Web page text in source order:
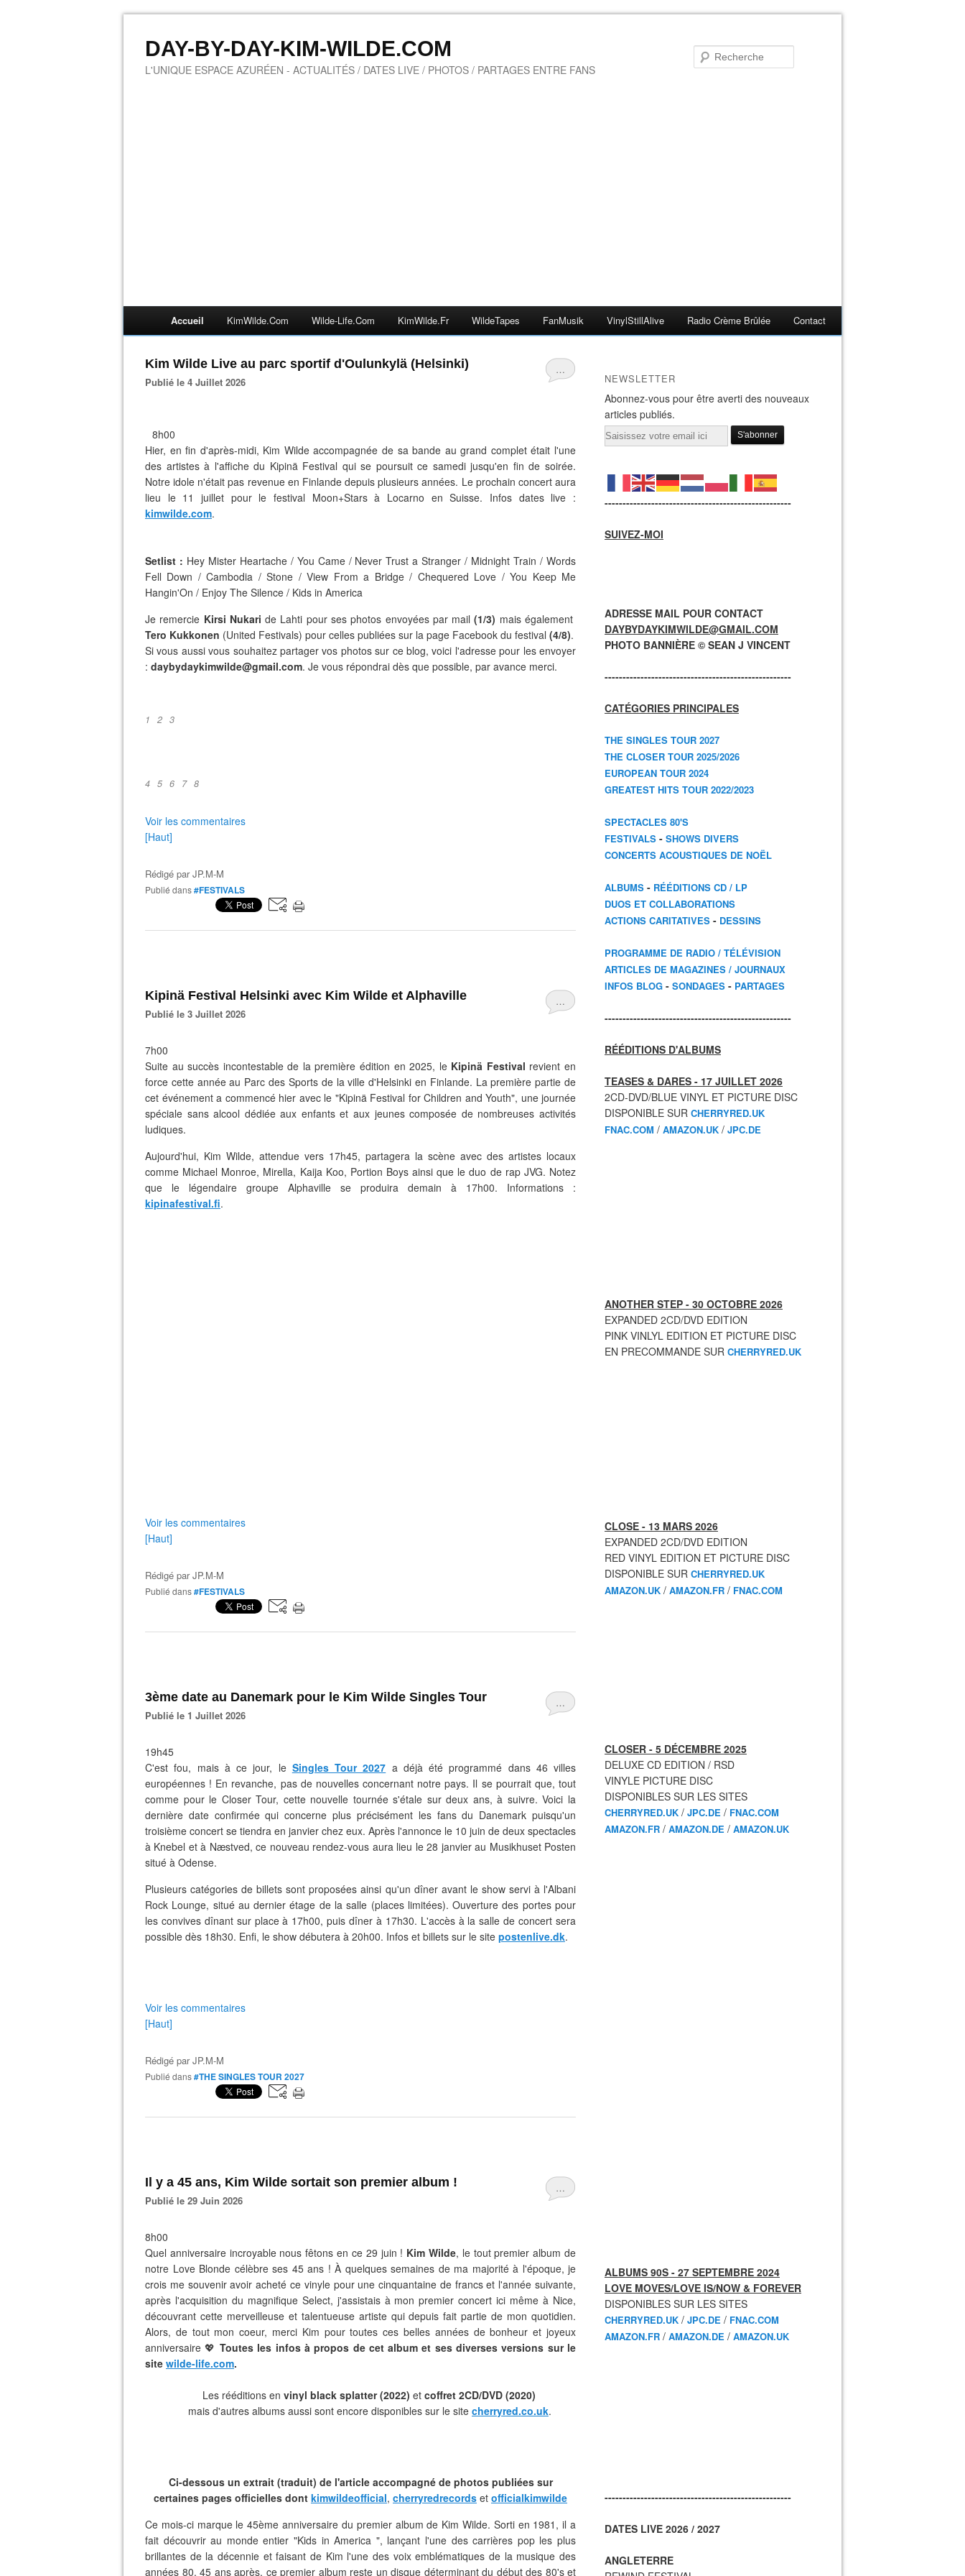
DAY-BY-DAY-KIM-WILDE.COM
L'UNIQUE ESPACE AZURÉEN - ACTUALITÉS / DATES LIVE / PHOTOS / PARTAGES ENTRE FANS
Accueil KimWilde.com Wilde-Life.com KimWilde.fr WildeTapes FanMusik VinylStillAlive Radio Crème Brûlée Contact
…
Kim Wilde Live au parc sportif d'Oulunkylä (Helsinki)
Publié le 4 Juillet 2026
8h00
Hier, en fin d'après-midi, Kim Wilde accompagnée de sa bande au grand complet était l'une
des artistes à l'affiche du Kipinä Festival qui se poursuit ce samedi jusqu'en fin de soirée.
Notre idole n'était pas revenue en Finlande depuis plusieurs années. Le prochain concert aura
lieu le 11 juillet pour le festival Moon+Stars à Locarno en Suisse. Infos dates live :
kimwilde.com.
Setlist : Hey Mister Heartache / You Came / Never Trust a Stranger / Midnight Train / Words
Fell Down / Cambodia / Stone / View From a Bridge / Chequered Love / You Keep Me
Hangin'On / Enjoy The Silence / Kids in America
Je remercie Kirsi Nukari de Lahti pour ses photos envoyées par mail(1/3) mais également
Tero Kukkonen (United Festivals) pour celles publiées sur la page Facebook du festival (4/8).
Si vous aussi vous souhaitez partager vos photos sur ce blog, voici l'adresse pour les envoyer
: daybydaykimwilde@gmail.com. Je vous répondrai dès que possible, par avance merci.
1 2 3
4 5 6 7 8
Voir les commentaires
[Haut]
Rédigé parJP.M-M
Publié dans#FESTIVALS
…
Kipinä Festival Helsinki avec Kim Wilde et Alphaville
Publié le 3 Juillet 2026
7h00
Suite au succès incontestable de la première édition en 2025, le Kipinä Festival revient en
force cette année au Parc des Sports de la ville d'Helsinki en Finlande. La première partie de
cet événement a commencé hier avec le "Kipinä Festival for Children and Youth", une journée
spéciale sans alcool dédiée aux enfants et aux jeunes composée de nombreuses activités
ludiques.
Aujourd'hui, Kim Wilde, attendue vers 17h45, partagera la scène avec des artistes locaux
comme Michael Monroe, Mirella, Kaija Koo, Portion Boys ainsi que le duo de rap JVG. Notez
que le légendaire groupe Alphaville se produira demain à 17h00. Informations
:
kipinafestival.fi.
Voir les commentaires
[Haut]
Rédigé parJP.M-M
Publié dans#FESTIVALS
…
3ème date au Danemark pour le Kim Wilde Singles Tour
Publié le 1 Juillet 2026
19h45
C'est fou, mais à ce jour, le Singles Tour 2027 a déjà été programmé dans 46 villes
européennes ! En revanche, pas de nouvelles concernant notre pays. Il se pourrait que, tout
comme pour le Closer Tour, cette nouvelle tournée s'étale sur deux ans, à suivre. Voici la
dernière date confirmée qui concerne plus précisément les fans du Danemark puisqu'un
troisième concert se tiendra en janvier chez eux. Après l'annonce le 10 juin de deux spectacles
à Knebel et à Næstved, ce nouveau rendez-vous aura lieu le 28 janvier au Musikhuset Posten
situé à Odense.
Plusieurs catégories de billets sont proposées ainsi qu'un dîner avant le show servi à l'Albani
Rock Lounge, situé au dernier étage de la salle (places limitées). Ouverture des portes pour
les convives dînant sur place à 17h00, puis dîner à 17h30. L'accès à la salle de concert sera
possible dès 18h30. Enfi, le show débutera à 20h00. Infos et billets sur le site postenlive.dk.
Voir les commentaires
[Haut]
Rédigé parJP.M-M
Publié dans#THE SINGLES TOUR 2027
…
Il y a 45 ans, Kim Wilde sortait son premier album !
Publié le 29 Juin 2026
8h00
Quel anniversaire incroyable nous fêtons en ce 29 juin ! Kim Wilde, le tout premier album de
notre Love Blonde célèbre ses 45 ans ! À quelques semaines de ma majorité à l'époque, je
crois me souvenir avoir acheté ce vinyle pour une cinquantaine de francs et l'année suivante,
après l'acquisition du magnifique Select, j'assistais à mon premier concert ici même à Nice,
découvrant cette merveilleuse et talentueuse artiste qui depuis fait partie de mon quotidien.
Alors, de tout mon coeur, merci Kim pour toutes ces belles années de bonheur et joyeux
anniversaire 💖 Toutes les infos à propos de cet album et ses diverses versions sur le
site wilde-life.com.
Les rééditions en vinyl black splatter (2022) et coffret 2CD/DVD (2020)
mais d'autres albums aussi sont encore disponibles sur le site cherryred.co.uk.
Ci-dessous un extrait (traduit) de l'article accompagné de photos publiées sur
certaines pages officielles dont kimwildeofficial, cherryredrecords et officialkimwilde
Ce mois-ci marque le 45ème anniversaire du premier album de Kim Wilde. Sorti en 1981, il a
fait découvrir au monde entier "Kids in America ", lançant l'une des carrières pop les plus
brillantes de la décennie et faisant de Kim l'une des voix emblématiques de la musique des
années 80. 45 ans après, ce premier album reste un disque déterminant du début des 80's et
NEWSLETTER
Abonnez-vous pour être averti des nouveaux
articles publiés.
Email
----------------------------------------------------
SUIVEZ-MOI
ADRESSE MAIL POUR CONTACT
DAYBYDAYKIMWILDE@GMAIL.COM
PHOTO BANNIÈRE © SEAN J VINCENT
----------------------------------------------------
CATÉGORIES PRINCIPALES
THE SINGLES TOUR 2027
THE CLOSER TOUR 2025/2026
EUROPEAN TOUR 2024
GREATEST HITS TOUR 2022/2023
SPECTACLES 80'S
FESTIVALS - SHOWS DIVERS
CONCERTS ACOUSTIQUES DE NOËL
ALBUMS - RÉÉDITIONS CD / LP
DUOS ET COLLABORATIONS
ACTIONS CARITATIVES - DESSINS
PROGRAMME DE RADIO / TÉLÉVISION
ARTICLES DE MAGAZINES / JOURNAUX
INFOS BLOG - SONDAGES - PARTAGES
----------------------------------------------------
RÉÉDITIONS D'ALBUMS
TEASES & DARES - 17 JUILLET 2026
2CD-DVD/BLUE VINYL ET PICTURE DISC
DISPONIBLE SUR CHERRYRED.UK
FNAC.COM / AMAZON.UK / JPC.DE
ANOTHER STEP - 30 OCTOBRE 2026
EXPANDED 2CD/DVD EDITION
PINK VINLYL EDITION ET PICTURE DISC
EN PRECOMMANDE SUR CHERRYRED.UK
CLOSE - 13 MARS 2026
EXPANDED 2CD/DVD EDITION
RED VINYL EDITION ET PICTURE DISC
DISPONIBLE SUR CHERRYRED.UK
AMAZON.UK / AMAZON.FR / FNAC.COM
CLOSER - 5 DÉCEMBRE 2025
DELUXE CD EDITION / RSD
VINYLE PICTURE DISC
DISPONIBLES SUR LES SITES
CHERRYRED.UK / JPC.DE / FNAC.COM
AMAZON.FR / AMAZON.DE / AMAZON.UK
ALBUMS 90S - 27 SEPTEMBRE 2024
LOVE MOVES/LOVE IS/NOW & FOREVER
DISPONIBLES SUR LES SITES
CHERRYRED.UK / JPC.DE / FNAC.COM
AMAZON.FR / AMAZON.DE / AMAZON.UK
----------------------------------------------------
DATES LIVE 2026 / 2027
ANGLETERRE